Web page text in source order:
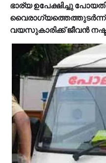
ഭാര്യ ഉപേക്ഷിച്ചു
വൈരാഗ്യത്തെത്തുടര്‍ന്ന്
വയസുകാരിക്ക് ജീവൻ